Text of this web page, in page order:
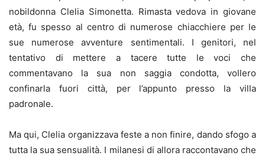
nobildonna Clelia Simonetta. Rimasta vedova in giovane
età, fu spesso al centro di numerose chiacchiere per le
sue numerose avventure sentimentali. I genitori, nel
tentativo di mettere a tacere tutte le voci che
commentavano la sua non saggia condotta, vollero
confinarla fuori città, per l’appunto presso la villa
padronale.
Ma qui, Clelia organizzava feste a non finire, dando sfogo a
tutta la sua sensualità. I milanesi di allora raccontavano che